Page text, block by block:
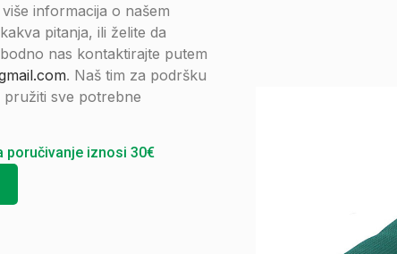
informacija o našem
pitanja, ili želite da
nas kontaktirajte putem
. Naš tim za podršku
sve potrebne
poručivanje iznosi 30€